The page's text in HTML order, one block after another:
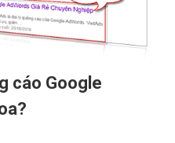
cáo Google